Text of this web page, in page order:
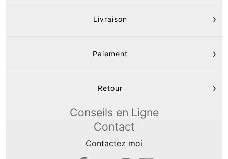
Livraison
Paiement
Retour
Conseils en Ligne
Contact
Contactez moi